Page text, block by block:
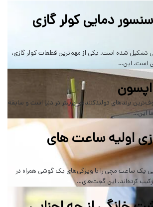
دمایی کولر گازی
تشکیل شده است. یکی از مهم‌ترین قطعات کولر گازی،
است. این…
اپسون
برندهای تولیدکننده‌ی پرینتر در دنیا است و سابقه
این…
اولیه ساعت های
یک ساعت مچی را با ویژگی‌های یک گوشی همراه در
کرده‌اند. این گجت‌های…